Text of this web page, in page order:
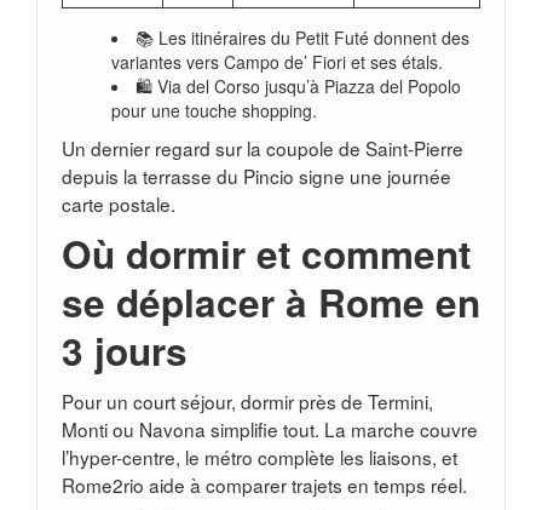
📚 Les itinéraires du Petit Futé donnent des
variantes vers Campo de’ Fiori et ses étals.
🛍️ Via del Corso jusqu’à Piazza del Popolo
pour une touche shopping.
Un dernier regard sur la coupole de Saint-Pierre
depuis la terrasse du Pincio signe une journée
carte postale.
Où dormir et comment
se déplacer à Rome en
3 jours
Pour un court séjour, dormir près de Termini,
Monti ou Navona simplifie tout. La marche couvre
l’hyper-centre, le métro complète les liaisons, et
Rome2rio aide à comparer trajets en temps réel.